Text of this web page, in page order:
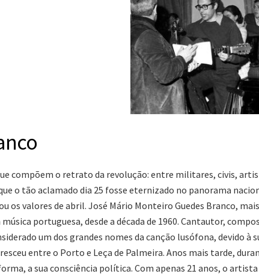
compõem o retrato da revolução: entre militares, civis,
o tão aclamado dia 25 fosse eternizado no panorama
os valores de abril. José Mário Monteiro Guedes Branco,
portuguesa, desde a década de 1960. Cantautor,
um dos grandes nomes da canção lusófona, devido
entre o Porto e Leça de Palmeira. Anos mais tarde,
a sua consciência política. Com apenas 21 anos, o